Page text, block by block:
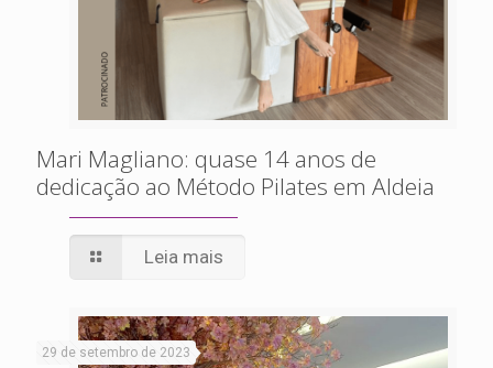
Mari Magliano: quase 14 anos de
dedicação ao Método Pilates em Aldeia
Leia mais
29 de setembro de 2023